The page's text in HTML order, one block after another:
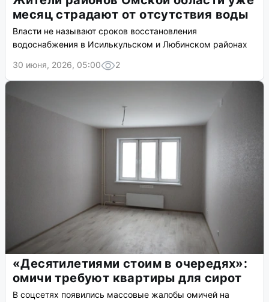
месяц страдают от отсутствия воды
Власти не называют сроков восстановления
водоснабжения в Исилькульском и Любинском районах
30 июня, 2026, 05:00
2
«Десятилетиями стоим в очередях»:
омичи требуют квартиры для сирот
В соцсетях появились массовые жалобы омичей на